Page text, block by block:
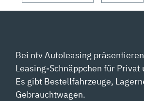
Bei ntv Autoleasing
Leasing-Schnäppchen für Privat
Es gibt Bestellfahrzeuge,
Gebrauchtwagen.